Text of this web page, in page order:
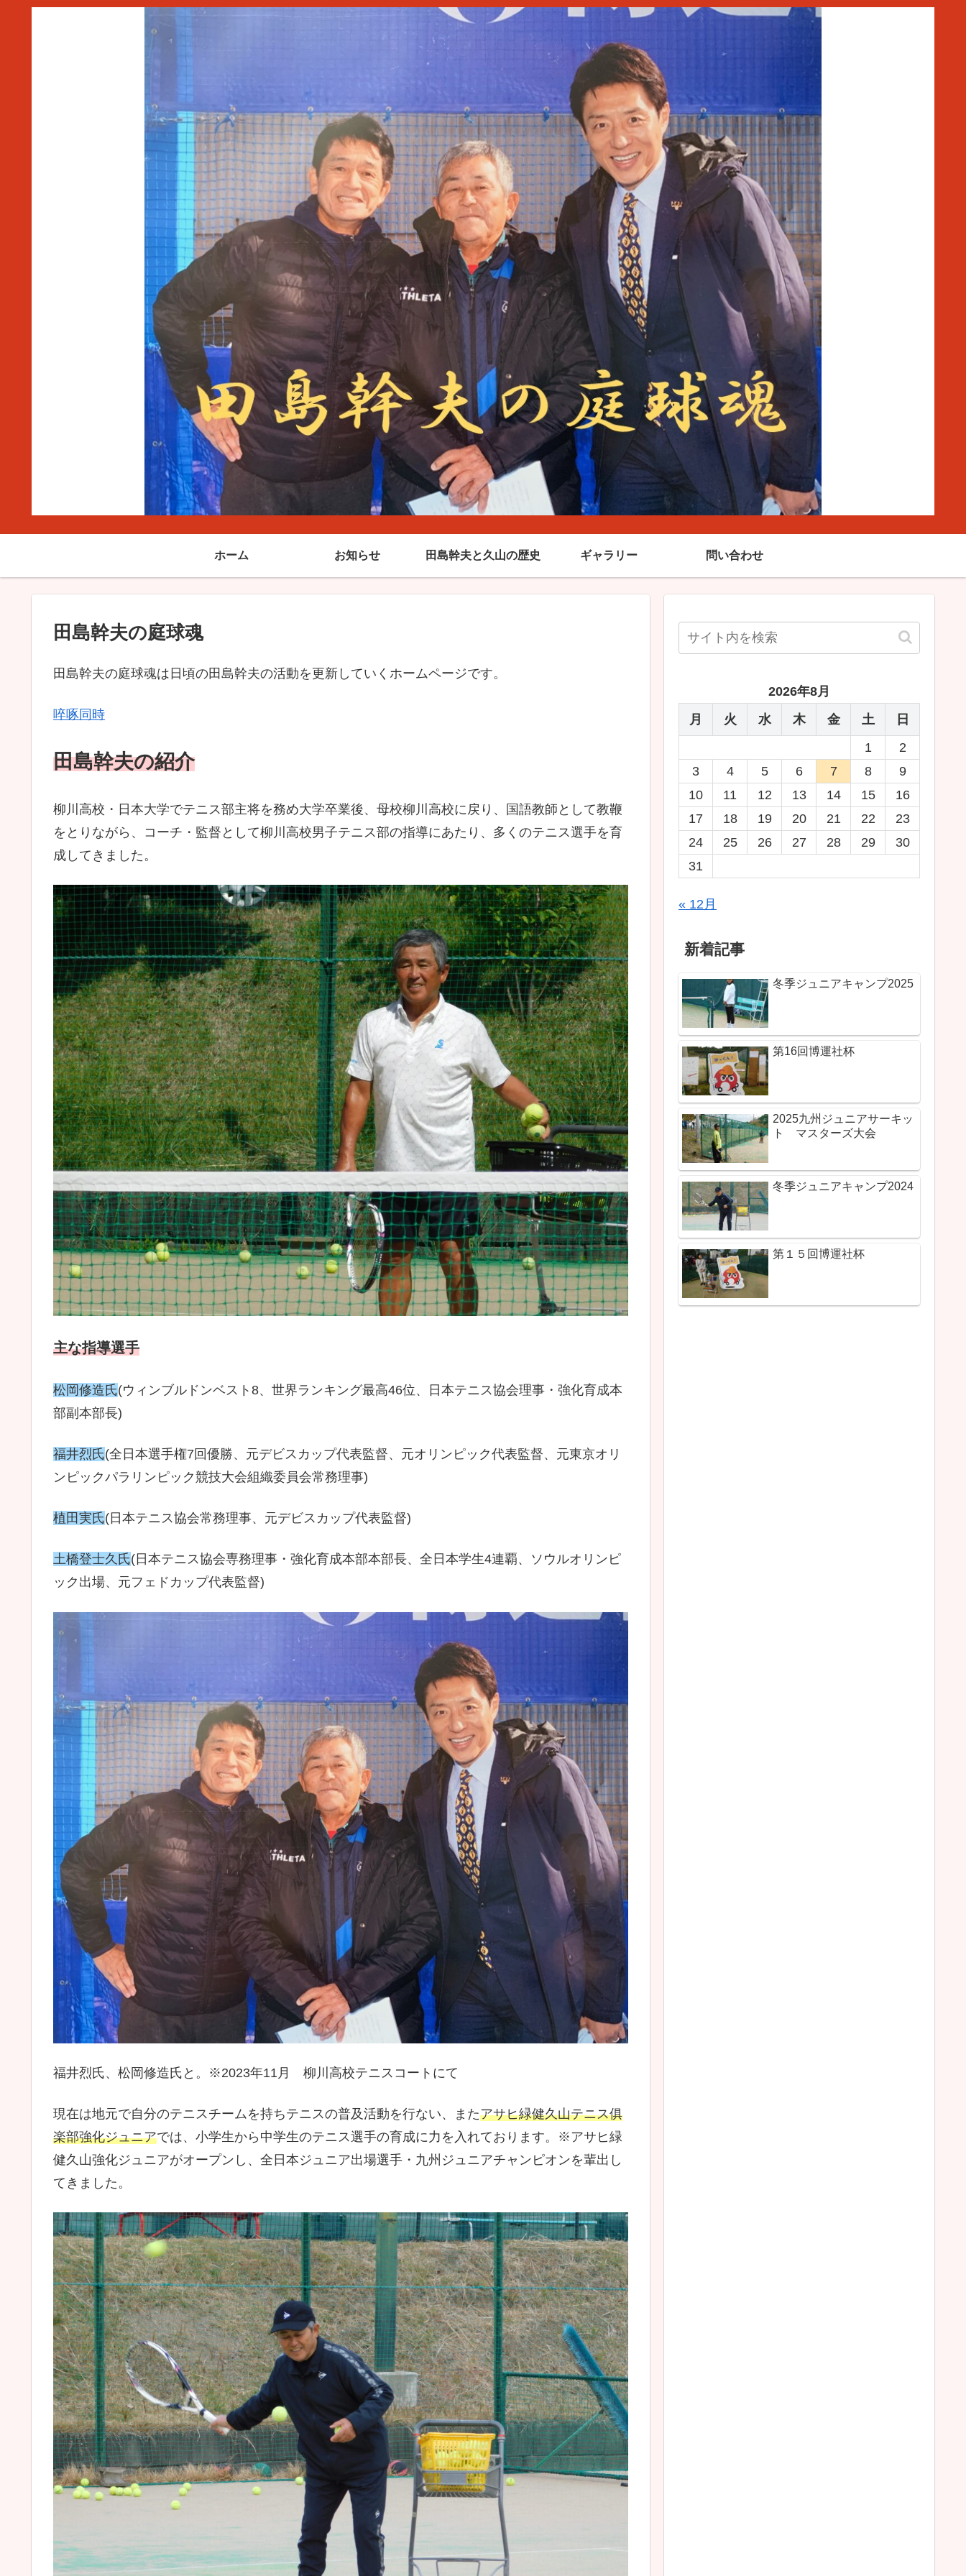
ホーム お知らせ 田島幹夫と久山の歴史 ギャラリー 問い合わせ
田島幹夫の庭球魂
田島幹夫の庭球魂は日頃の田島幹夫の活動を更新していくホームページです。
啐啄同時
田島幹夫の紹介
柳川高校・日本大学でテニス部主将を務め大学卒業後、母校柳川高校に戻り、国語教師として教鞭
をとりながら、コーチ・監督として柳川高校男子テニス部の指導にあたり、多くのテニス選手を育
成してきました。
主な指導選手
松岡修造氏(ウィンブルドンベスト8、世界ランキング最高46位、日本テニス協会理事・強化育成本
部副本部長)
福井烈氏(全日本選手権7回優勝、元デビスカップ代表監督、元オリンピック代表監督、元東京オリ
ンピックパラリンピック競技大会組織委員会常務理事)
植田実氏(日本テニス協会常務理事、元デビスカップ代表監督)
土橋登士久氏(日本テニス協会専務理事・強化育成本部本部長、全日本学生4連覇、ソウルオリンピ
ック出場、元フェドカップ代表監督)
福井烈氏、松岡修造氏と。※2023年11月 柳川高校テニスコートにて
現在は地元で自分のテニスチームを持ちテニスの普及活動を行ない、またアサヒ緑健久山テニス俱
楽部強化ジュニアでは、小学生から中学生のテニス選手の育成に力を入れております。※アサヒ緑
健久山強化ジュニアがオープンし、全日本ジュニア出場選手・九州ジュニアチャンピオンを輩出し
てきました。
2026年8月
月
火 水 木 金 土
日
1
2
3
4 5 6 7 8
9
10
11 12 13 14 15
16
17
18 19 20 21 22
23
24
25 26 27 28 29
30
31
« 12月
新着記事
冬季ジュニアキャンプ2025
第16回博運社杯
2025九州ジュニアサーキッ
ト マスターズ大会
冬季ジュニアキャンプ2024
第１５回博運社杯